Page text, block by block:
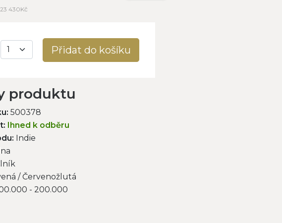
430Kč
Přidat do košíku
produktu
500378
Ihned k odběru
Indie
/ Červenožlutá
- 200.000